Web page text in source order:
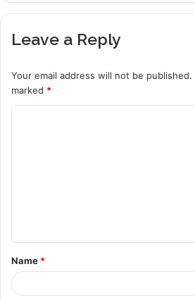
Leave a Reply
Your email address will not be published.
marked *
t
*
Name *